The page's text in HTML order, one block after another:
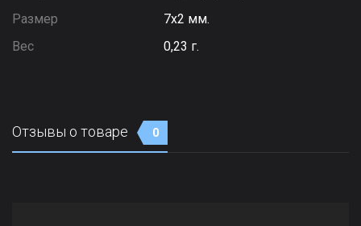
Размер
7х2 мм.
Вес
0,23 г.
Отзывы о товаре 0